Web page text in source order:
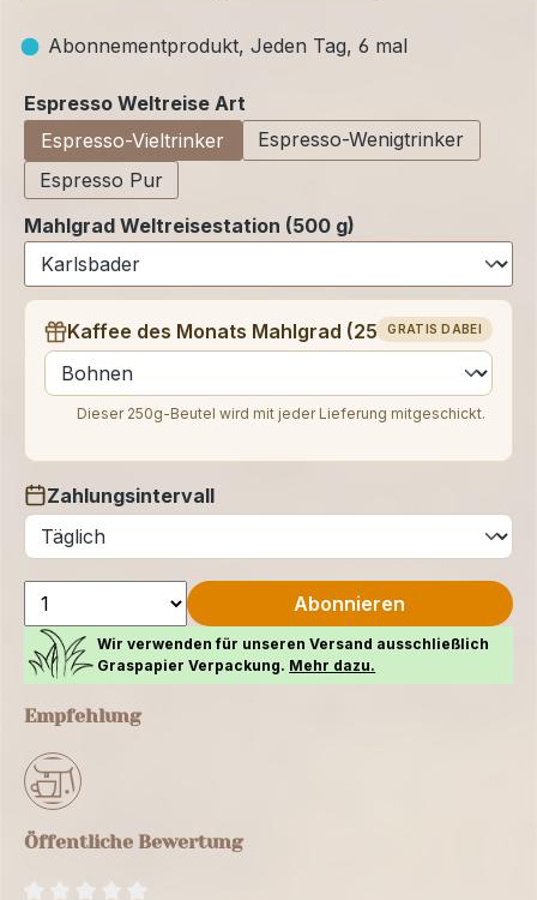
Abonnementprodukt, Jeden Tag, 6 mal
Espresso Weltreise Art
Espresso-Vieltrinker
Espresso-Wenigtrinker
Espresso Pur
Mahlgrad Weltreisestation (500 g)
GRATIS DABEI
Kaffee des Monats Mahlgrad (250 g)
auswählen
Dieser 250g-Beutel wird mit jeder Lieferung mitgeschickt.
Zahlungsintervall
auswählen
Abonnieren
Wir verwenden für unseren Versand ausschließlich
Graspapier Verpackung. Mehr dazu.
Empfehlung
Öffentliche Bewertung